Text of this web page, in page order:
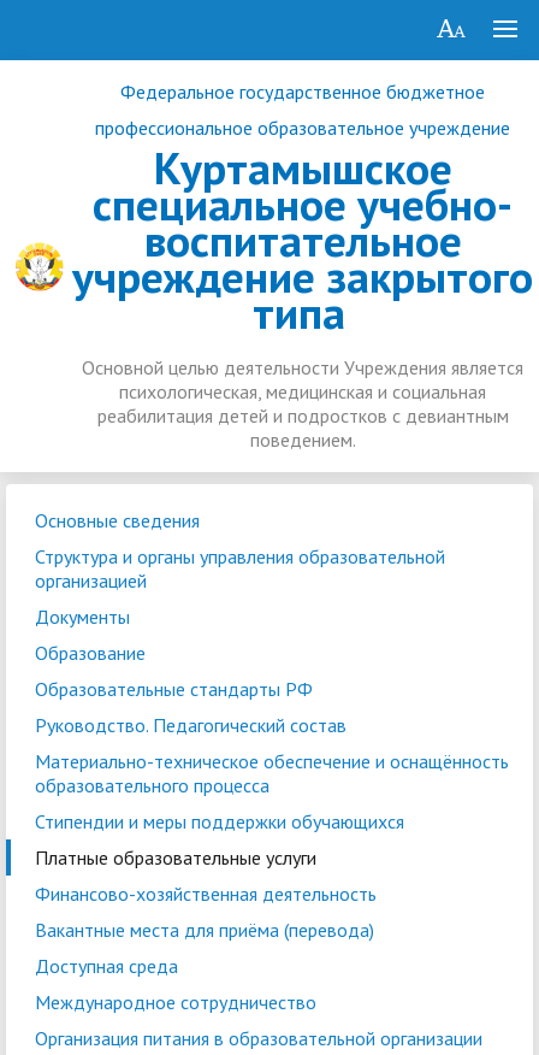
Федеральное государственное бюджетное
профессиональное образовательное учреждение
Куртамышское
специальное учебно-
воспитательное
учреждение закрытого
типа
Основной целью деятельности Учреждения является
психологическая, медицинская и социальная
реабилитация детей и подростков с девиантным
поведением.
Войти
Основные сведения
Структура и органы управления образовательной
организацией
Документы
Образование
Образовательные стандарты РФ
Руководство. Педагогический состав
Материально-техническое обеспечение и оснащённость
образовательного процесса
Стипендии и меры поддержки обучающихся
Платные образовательные услуги
Финансово-хозяйственная деятельность
Вакантные места для приёма (перевода)
Доступная среда
Международное сотрудничество
Организация питания в образовательной организации